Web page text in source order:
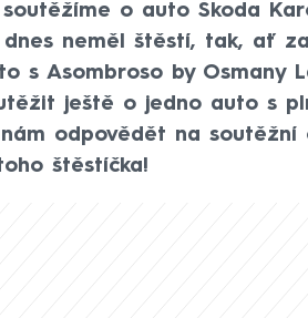
soutěžíme o auto Škoda
neměl štěstí, tak, ať
s Asombroso by Osmany
ještě o jedno auto s
odpovědět na
štěstíčka!